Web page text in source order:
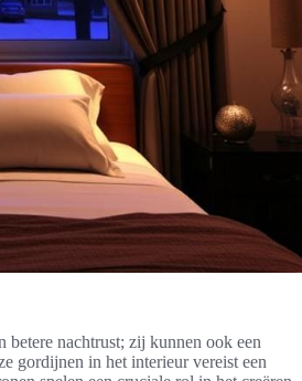
betere nachtrust; zij kunnen ook een
gordijnen in het interieur vereist een